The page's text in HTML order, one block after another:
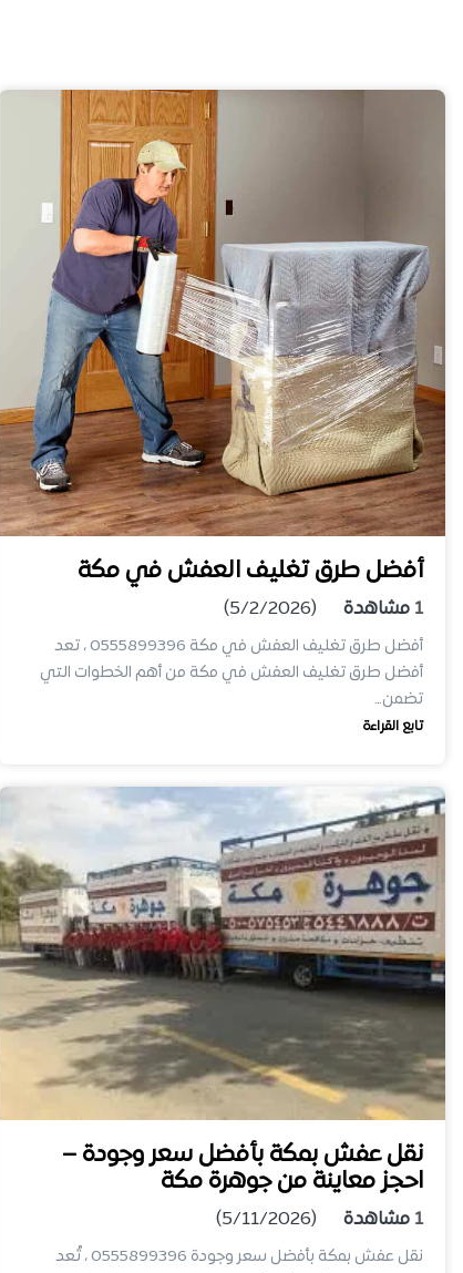
أفضل طرق تغليف العفش في مكة
1 مشاهدة (5/2/2026)
أفضل طرق تغليف العفش في مكة 0555899396 ، تعد
أفضل طرق تغليف العفش في مكة من أهم الخطوات التي
تضمن…
تابع القراءة
نقل عفش بمكة بأفضل سعر وجودة –
احجز معاينة من جوهرة مكة
1 مشاهدة (5/11/2026)
نقل عفش بمكة بأفضل سعر وجودة 0555899396 ، تُعد